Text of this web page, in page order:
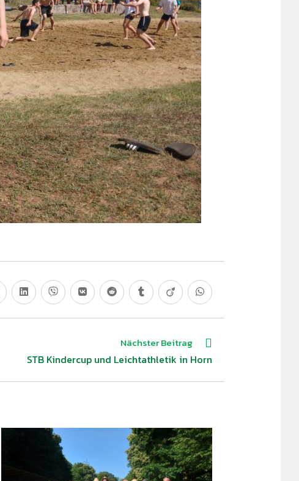
Nächster Beitrag
STB Kindercup und Leichtathletik in Horn